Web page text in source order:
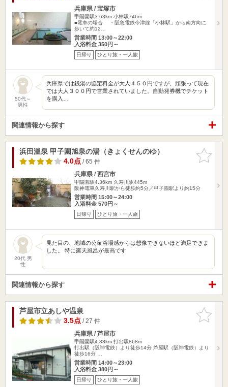
兵庫県 / 宝塚市
甲陽園駅3.63km 小林駅746m
■電車の場合 ・阪急電鉄今津線「小林駅」から南方向に
歩いて約12…
営業時間 13:00～22:00
入浴料金 350円～
日帰り ひとり旅・一人旅
50代～
男性
兵庫県では銭湯の協定料金が大人４５０円ですが、頑張って現在
では大人３００円で営業されていました。自動発券機でチケット
を購入…
関連情報から探す
お気に入
りに追加
浜田温泉 甲子園旭泉の湯（きょくせんのゆ）
4.0点/ 65 件
兵庫県 / 西宮市
甲陽園駅4.36km 久寿川駅445m
阪神電車久寿川駅から徒歩約5分／甲子園駅より約15分
営業時間 15:00～24:00
入浴料金 570円～
日帰り ひとり旅・一人旅
20代 男
性
見た目の、地域の公衆浴場感からは想像できないほど満足できま
した。 特に露天風呂が最高です
関連情報から探す
お気に入
りに追加
芦屋市立あしや温泉
3.5点/ 27 件
兵庫県 / 芦屋市
甲陽園駅4.38km 打出駅868m
打出駅（阪神電鉄）より徒歩14分 芦屋駅（阪神電鉄）より
徒歩16分 …
営業時間 14:00～23:00
入浴料金 380円～
日帰り ひとり旅・一人旅